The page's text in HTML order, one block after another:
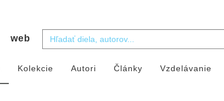
web
Kolekcie Autori Články Vzdelávanie